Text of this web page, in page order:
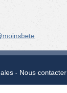
Nous contacter